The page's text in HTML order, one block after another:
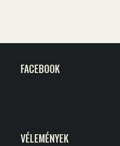
FACEBOOK
VÉLEMÉNYEK